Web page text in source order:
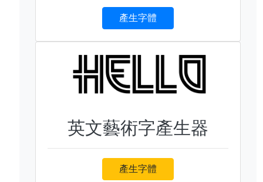
產生字體
英文藝術字產生器
產生字體